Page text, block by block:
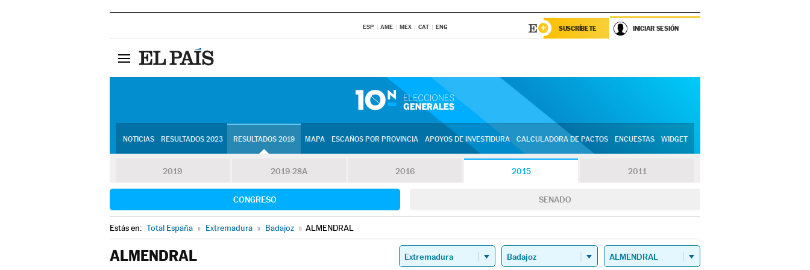
ESP AME MEX CAT ENG SUSCRÍBETE INICIAR SESIÓN
NOTICIAS RESULTADOS 2023 RESULTADOS 2019 MAPA ESCAÑOS POR PROVINCIA APOYOS DE INVESTIDURA CALCULADORA DE PACTOS ENCUESTAS WIDGET
2019 2019-28A 2016 2015 2011
CONGRESO SENADO
Estás en: Total España » Extremadura » Badajoz » ALMENDRAL
ALMENDRAL